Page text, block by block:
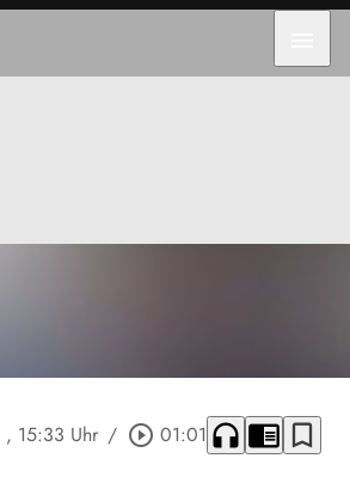
, 15:33 Uhr / play_circle_outline 01:01 headphones chrome_reader_mode bookmark_border